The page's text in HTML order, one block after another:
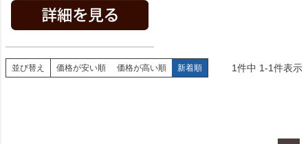
並び替え 価格が安い順 価格が高い順 新着順 1件中 1-1件表示